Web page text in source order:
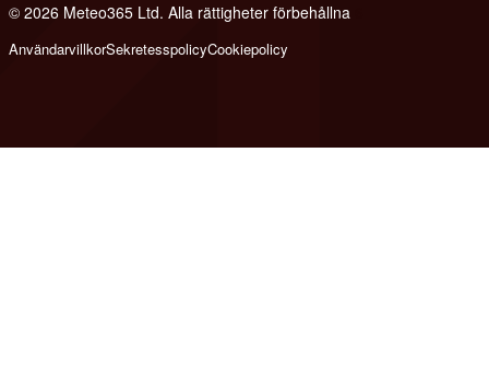
© 2026 Meteo365 Ltd. Alla rättigheter förbehållna
AnvändarvillkorSekretesspolicyCookiepolicy